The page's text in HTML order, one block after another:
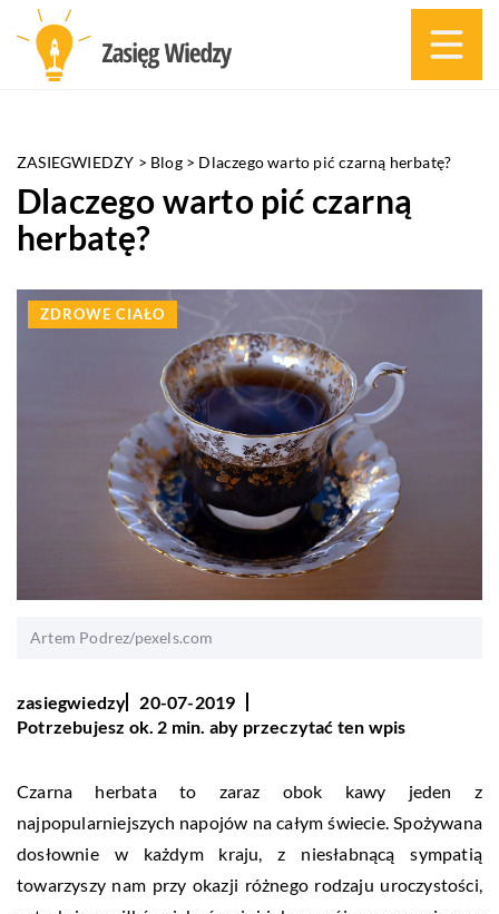
ZASIEGWIEDZY > Blog> Dlaczego warto pić czarną herbatę?
Dlaczego warto pić czarną
herbatę?
Artem Podrez/pexels.com
ZDROWE CIAŁO
zasiegwiedzy
20-07-2019
Potrzebujesz ok. 2 min. aby przeczytać ten wpis
Czarna herbata to zaraz obok kawy jeden z
najpopularniejszych napojów na całym świecie. Spożywana
dosłownie w każdym kraju, z niesłabnącą sympatią
towarzyszy nam przy okazji różnego rodzaju uroczystości,